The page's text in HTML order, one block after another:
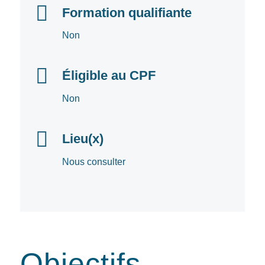
Formation qualifiante
Non
Éligible au CPF
Non
Lieu(x)
Nous consulter